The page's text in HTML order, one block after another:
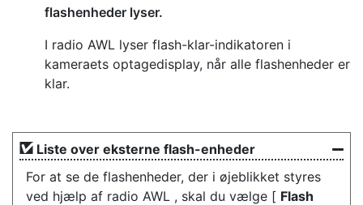
flashenheder lyser.
I radio AWL lyser flash-klar-indikatoren i
kameraets optagedisplay, når alle flashenheder er
klar.
Liste over eksterne flash-enheder
For at se de flashenheder, der i øjeblikket styres
ved hjælp af radio AWL , skal du vælge [ Flash